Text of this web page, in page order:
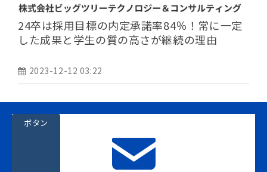
24卒は採用目標の内定承諾率84％！常に一定
した成果と学生の質の高さが継続の理由
2023-12-12 03:22
ボタン